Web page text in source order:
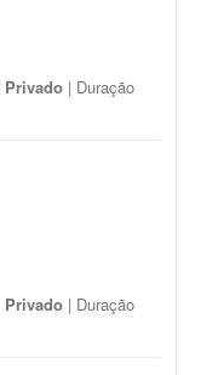
Privado | Duração
Privado | Duração